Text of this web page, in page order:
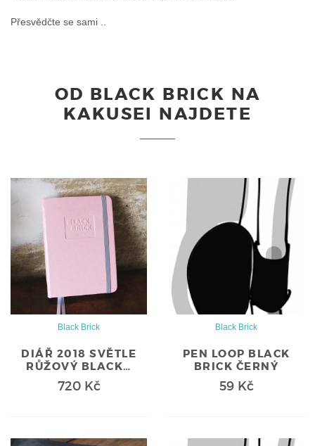
Přesvědčte se sami ..
OD BLACK BRICK NA
KAKUSEI NAJDETE
Black Brick
DIÁŘ 2018 SVĚTLE
RŮŽOVÝ BLACK…
720 Kč
Black Brick
PEN LOOP BLACK
BRICK ČERNÝ
59 Kč